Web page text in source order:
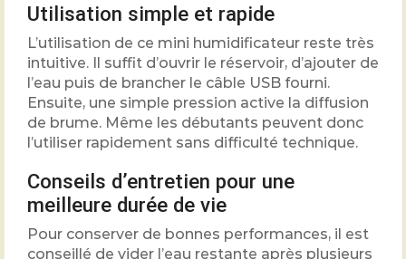
Utilisation simple et rapide
L’utilisation de ce mini humidificateur reste très
intuitive. Il suffit d’ouvrir le réservoir, d’ajouter de
l’eau puis de brancher le câble USB fourni.
Ensuite, une simple pression active la diffusion
de brume. Même les débutants peuvent donc
l’utiliser rapidement sans difficulté technique.
Conseils d’entretien pour une
meilleure durée de vie
Pour conserver de bonnes performances, il est
conseillé de vider l’eau restante après plusieurs